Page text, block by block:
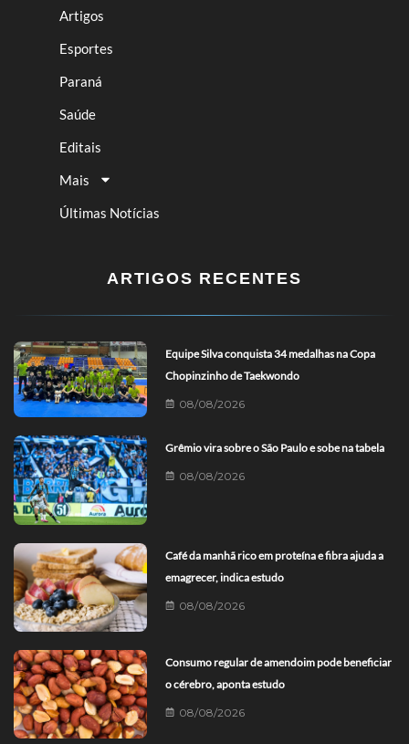
Artigos
Esportes
Paraná
Saúde
Editais
Mais
Últimas Notícias
ARTIGOS RECENTES
Equipe Silva conquista 34 medalhas na Copa
Chopinzinho de Taekwondo
08/08/2026
Grêmio vira sobre o São Paulo e sobe na tabela
08/08/2026
Café da manhã rico em proteína e fibra ajuda a
emagrecer, indica estudo
08/08/2026
Consumo regular de amendoim pode beneficiar
o cérebro, aponta estudo
08/08/2026